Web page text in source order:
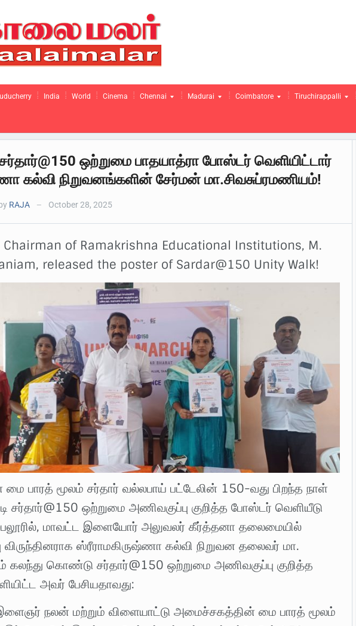
India World Cinema Chennai Madurai Coimbatore Tiruchirappalli
ஒற்றுமை பாதயாத்ரா போஸ்டர் வெளியிட்டார்
கல்வி நிறுவனங்களின் சேர்மன் மா.சிவசுப்ரமணியம்!
by RAJA — October 28, 2025
Chairman of Ramakrishna Educational Institutions, M.
released the poster of Sardar@150 Unity Walk!
பாரத் மூலம் சர்தார் வல்லபாய் பட்டேலின் 150-வது பிறந்த நாள்
சர்தார்@150 ஒற்றுமை அணிவகுப்பு குறித்த போஸ்டர் வெளியீடு
மாவட்ட இளையோர் அலுவலர் கீர்த்தனா தலைமையில்
விருந்தினராக ஸ்ரீராமகிருஷ்ணா கல்வி நிறுவன தலைவர் மா.
கலந்து கொண்டு சர்தார்@150 ஒற்றுமை அணிவகுப்பு குறித்த
அவர் பேசியதாவது:
நலன் மற்றும் விளையாட்டு அமைச்சகத்தின் மை பாரத் மூலம்